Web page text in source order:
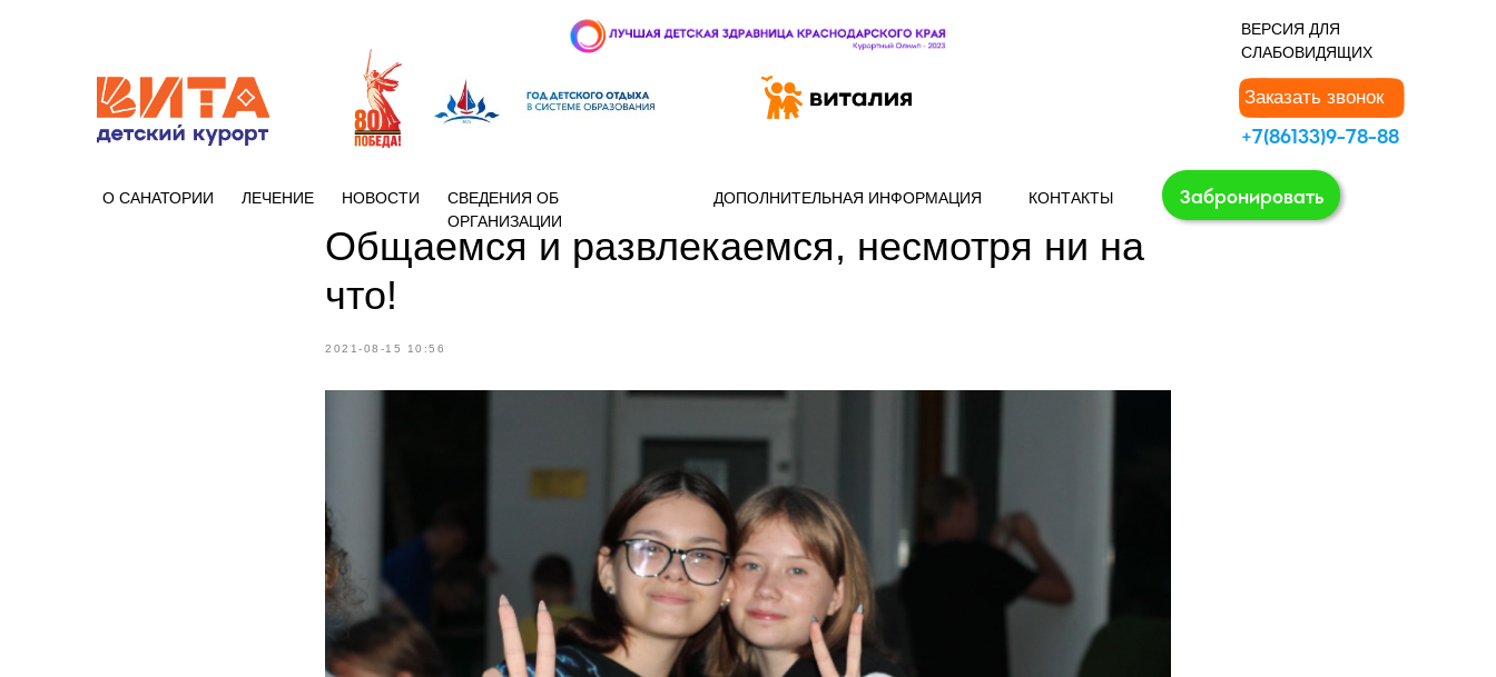
+7 (86133) 97-888 Заказать звонок
+7(86133)9-78-88
ВЕРСИЯ ДЛЯ
СЛАБОВИДЯЩИХ
О САНАТОРИИ Забронировать
КОНТАКТЫ
НОВОСТИ
СВЕДЕНИЯ ОБ
ОРГАНИЗАЦИИ
ДОПОЛНИТЕЛЬНАЯ ИНФОРМАЦИЯ
ЛЕЧЕНИЕ
Общаемся и развлекаемся, несмотря ни на
что!
2021-08-15 10:56